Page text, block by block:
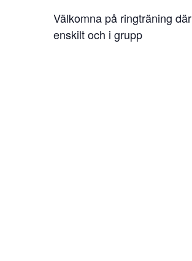
Välkomna på ringträning
enskilt och i grupp